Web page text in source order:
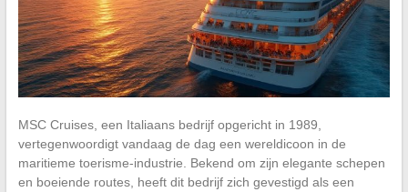
MSC Cruises, een Italiaans bedrijf opgericht in 1989,
vertegenwoordigt vandaag de dag een wereldicoon in de
maritieme toerisme-industrie. Bekend om zijn elegante schepen
en boeiende routes, heeft dit bedrijf zich gevestigd als een